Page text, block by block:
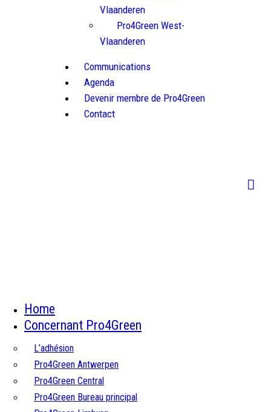
Vlaanderen
Pro4Green West-
Vlaanderen
Communications
Agenda
Devenir membre de Pro4Green
Contact
Home
Concernant Pro4Green
L’adhésion
Pro4Green Antwerpen
Pro4Green Central
Pro4Green Bureau principal